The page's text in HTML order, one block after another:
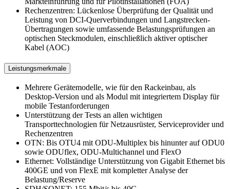
Rechenzentren: Lückenlose Überprüfung der Qualität und
Leistung von DCI-Querverbindungen und Langstrecken-
Übertragungen sowie umfassende Belastungsprüfungen an
optischen Steckmodulen, einschließlich aktiver optischer
Kabel (AOC)
Leistungsmerkmale
Mehrere Gerätemodelle, wie für den Rackeinbau, als
Desktop-Version und als Modul mit integriertem Display für
mobile Testanforderungen
Unterstützung der Tests an allen wichtigen
Transporttechnologien für Netzausrüster, Serviceprovider und
Rechenzentren
OTN: Bis OTU4 mit ODU-Multiplex bis hinunter auf ODU0
sowie ODUflex, ODU-Multichannel und FlexO
Ethernet: Vollständige Unterstützung von Gigabit Ethernet bis
400GE und von FlexE mit kompletter Analyse der
Belastung/Reserve